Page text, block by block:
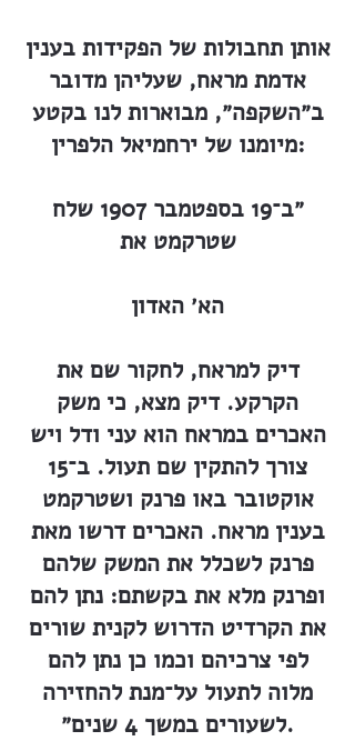
אותן תחבולות של הפקידות בענין
אדמת מראח, שעליהן מדובר
ב״השקפה״, מבוארות לנו בקטע
מיומנו של ירחמיאל הלפרין:
״ב־19 בספטמבר 1907 שלח
שטרקמט את
הא׳ האדון
דיק למראח, לחקור שם את
הקרקע. דיק מצא, כי משק
האכרים במראח הוא עני ודל ויש
צורך להתקין שם תעול. ב־15
אוקטובר באו פרנק ושטרקמט
בענין מראח. האכרים דרשו מאת
פרנק לשכלל את המשק שלהם
ופרנק מלא את בקשתם: נתן להם
את הקרדיט הדרוש לקנית שורים
לפי צרכיהם וכמו כן נתן להם
מלוה לתעול על־מנת להחזירה
לשעורים במשך 4 שנים״.